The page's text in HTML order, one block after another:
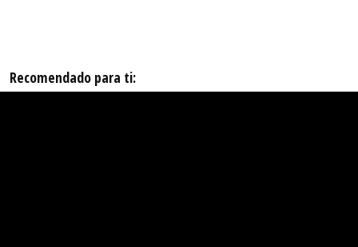
Recomendado para ti: